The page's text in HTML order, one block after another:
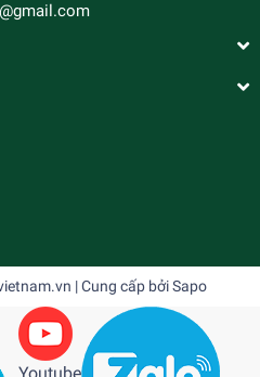
| Cung cấp bởiSapo